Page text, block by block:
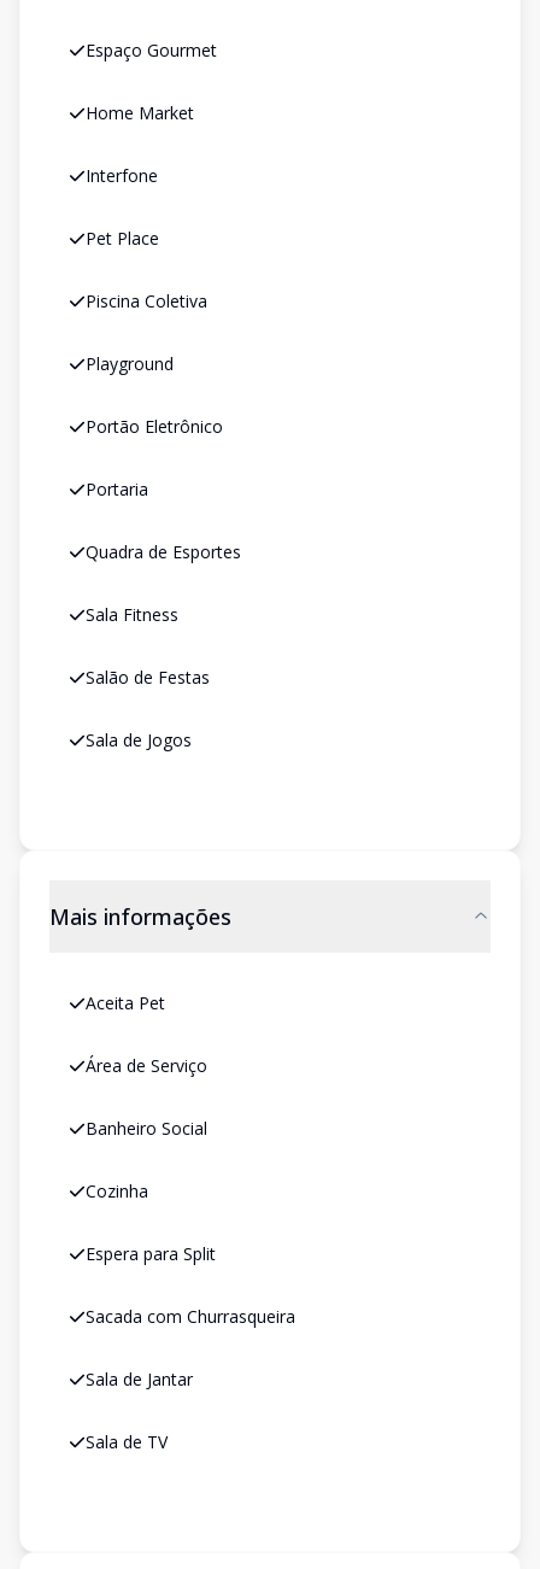
Espaço Gourmet
Home Market
Interfone
Pet Place
Piscina Coletiva
Playground
Portão Eletrônico
Portaria
Quadra de Esportes
Sala Fitness
Salão de Festas
Sala de Jogos
Mais informações
Aceita Pet
Área de Serviço
Banheiro Social
Cozinha
Espera para Split
Sacada com Churrasqueira
Sala de Jantar
Sala de TV